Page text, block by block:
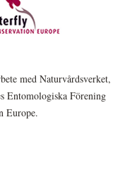
med Naturvårdsverket,
Entomologiska Förening
Europe.